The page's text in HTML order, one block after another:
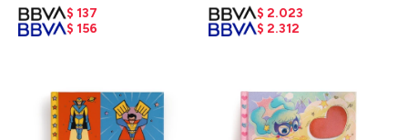
$ 137
$ 156
$ 2.023
$ 2.312